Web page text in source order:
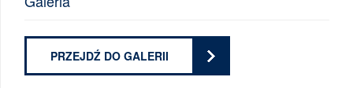
PRZEJDŹ DO GALERII